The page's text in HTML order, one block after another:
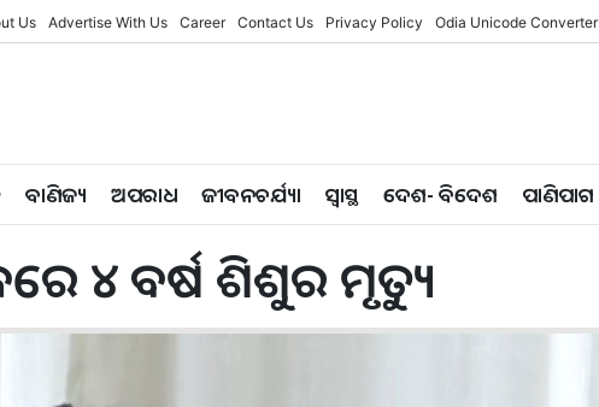
Us Advertise With Us Career Contact Us Privacy Policy Odia Unicode Converter
ବାଣିଜ୍ୟ ଅପରାଧ ଜୀବନଚର୍ଯ୍ୟା ସ୍ୱାସ୍ଥ ଦେଶ- ବିଦେଶ ପାଣିପାଗ
୪ ବ‌ର୍ଷ ଶିଶୁର ମୃତ୍ୟୁ